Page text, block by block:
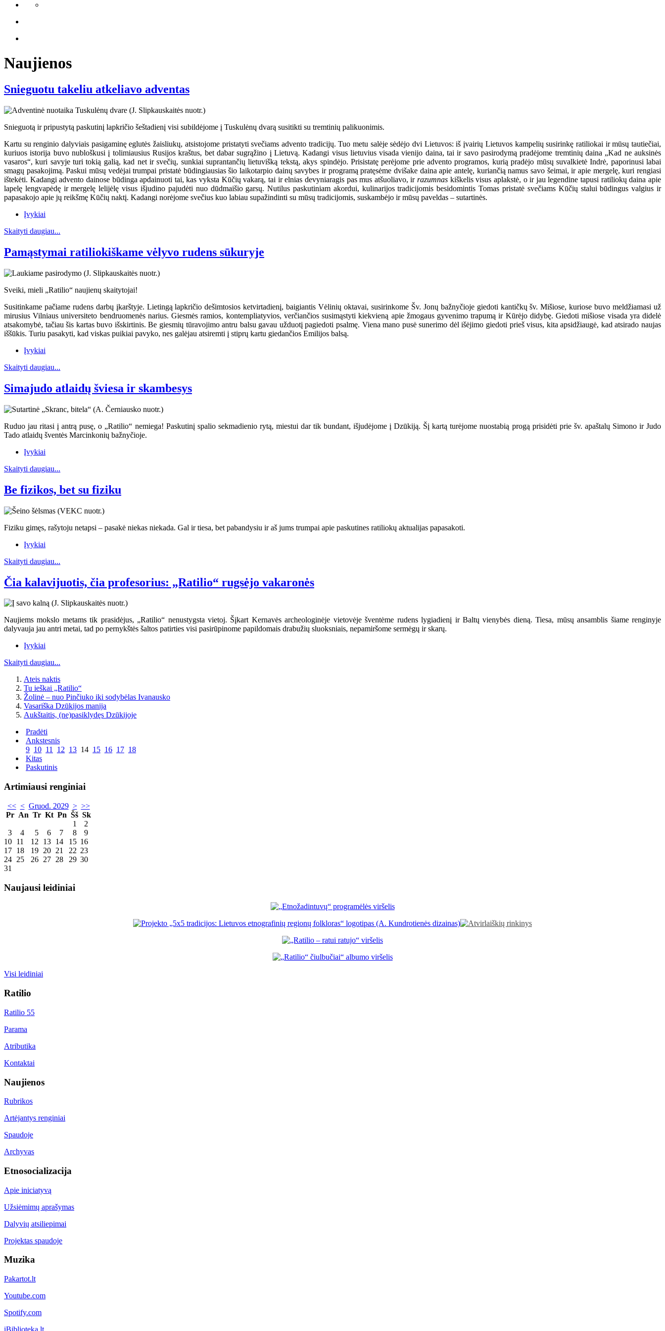
Naujienos
Snieguotu takeliu atkeliavo adventas
Snieguotą ir pripustytą paskutinį lapkričio šeštadienį visi subildėjome į Tuskulėnų dvarą susitikti su tremtinių palikuonimis.
Kartu su renginio dalyviais pasigaminę eglutės žaisliukų, atsistojome pristatyti svečiams advento tradicijų. Tuo metu salėje sėdėjo dvi Lietuvos: iš įvairių Lietuvos kampelių susirinkę ratiliokai ir mūsų tautiečiai,
kuriuos istorija buvo nubloškusi į tolimiausius Rusijos kraštus, bet dabar sugrąžino į Lietuvą. Kadangi visus lietuvius visada vienijo daina, tai ir savo pasirodymą pradėjome tremtinių daina „Kad ne auksinės
vasaros“, kuri savyje turi tokią galią, kad net ir svečių, sunkiai suprantančių lietuvišką tekstą, akys spindėjo. Prisistatę perėjome prie advento programos, kurią pradėjo mūsų suvalkietė Indrė, paporinusi labai
smagų pasakojimą. Paskui mūsų vedėjai trumpai pristatė būdingiausias šio laikotarpio dainų savybes ir programą pratęsėme dvišake daina apie antelę, kuriančią namus savo šeimai, ir apie mergelę, kuri rengiasi
ištekėti. Kadangi advento dainose būdinga apdainuoti tai, kas vyksta Kūčių vakarą, tai ir elnias devyniaragis pas mus atšuoliavo, irrazumnas kiškelis visus aplakstė, o ir jau legendine tapusi ratiliokų daina apie
lapelę lengvapėdę ir mergelę lelijėlę visus išjudino pajudėti nuo dūdmaišio garsų. Nutilus paskutiniam akordui, kulinarijos tradicijomis besidomintis Tomas pristatė svečiams Kūčių stalui būdingus valgius ir
papasakojo apie jų reikšmę Kūčių naktį. Kadangi norėjome svečius kuo labiau supažindinti su mūsų tradicijomis, suskambėjo ir mūsų paveldas – sutartinės.
Įvykiai
Skaityti daugiau...
Pamąstymai ratiliokiškame vėlyvo rudens sūkuryje
Sveiki, mieli „Ratilio“ naujienų skaitytojai!
Susitinkame pačiame rudens darbų įkarštyje. Lietingą lapkričio dešimtosios ketvirtadienį, baigiantis Vėlinių oktavai, susirinkome Šv. Jonų bažnyčioje giedoti kantičkų šv. Mišiose, kuriose buvo meldžiamasi už
mirusius Vilniaus universiteto bendruomenės narius. Giesmės ramios, kontempliatyvios, verčiančios susimąstyti kiekvieną apie žmogaus gyvenimo trapumą ir Kūrėjo didybę. Giedoti mišiose visada yra didelė
atsakomybė, tačiau šis kartas buvo išskirtinis. Be giesmių tūravojimo antru balsu gavau užduotį pagiedoti psalmę. Viena mano pusė sunerimo dėl išėjimo giedoti prieš visus, kita apsidžiaugė, kad atsirado naujas
iššūkis. Turiu pasakyti, kad viskas puikiai pavyko, nes galėjau atsiremti į stiprų kartu giedančios Emilijos balsą.
Įvykiai
Skaityti daugiau...
Simajudo atlaidų šviesa ir skambesys
Ruduo jau ritasi į antrą pusę, o „Ratilio“ nemiega! Paskutinį spalio sekmadienio rytą, miestui dar tik bundant, išjudėjome į Dzūkiją. Šį kartą turėjome nuostabią progą prisidėti prie šv. apaštalų Simono ir Judo
Tado atlaidų šventės Marcinkonių bažnyčioje.
Įvykiai
Skaityti daugiau...
Be fizikos, bet su fiziku
Fiziku gimęs, rašytoju netapsi – pasakė niekas niekada. Gal ir tiesa, bet pabandysiu ir aš jums trumpai apie paskutines ratiliokų aktualijas papasakoti.
Įvykiai
Skaityti daugiau...
Čia kalavijuotis, čia profesorius: „Ratilio“ rugsėjo vakaronės
Naujiems mokslo metams tik prasidėjus, „Ratilio“ nenustygsta vietoj. Šįkart Kernavės archeologinėje vietovėje šventėme rudens lygiadienį ir Baltų vienybės dieną. Tiesa, mūsų ansamblis šiame renginyje
dalyvauja jau antri metai, tad po pernykštės šaltos patirties visi pasirūpinome papildomais drabužių sluoksniais, nepamiršome sermėgų ir skarų.
Įvykiai
Skaityti daugiau...
Ateis naktis
Tu ieškai „Ratilio“
Žolinė – nuo Pinčiuko iki sodybėlas Ivanausko
Vasariška Dzūkijos manija
Aukštaitis, (ne)pasiklydęs Dzūkijoje
Pradėti
Ankstesnis
9 10 11 12 13 14 15 16 17 18
Kitas
Paskutinis
Artimiausi renginiai
<< < Gruod. 2029 > >>
Pr An Tr Kt Pn Šš Sk
1
2
3
4 5 6 7 8
9
10 11 12 13 14 15 16
17 18 19 20 21 22 23
24 25 26 27 28 29 30
31
Naujausi leidiniai
Visi leidiniai
Ratilio
Ratilio 55
Parama
Atributika
Kontaktai
Naujienos
Rubrikos
Artėjantys renginiai
Spaudoje
Archyvas
Etnosocializacija
Apie iniciatyvą
Užsiėmimų aprašymas
Dalyvių atsiliepimai
Projektas spaudoje
Muzika
Pakartot.lt
Youtube.com
Spotify.com
iBiblioteka.lt